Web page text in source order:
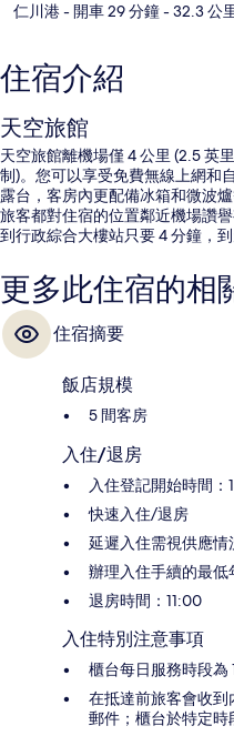
仁川港- 開車 29 分鐘- 32.3 公
住宿介紹
天空旅館
天空旅館離機場僅 4 公里 (2.5 英
制)。您可以享受免費無線上網和
露台，客房內更配備冰箱和微波
旅客都對住宿的位置鄰近機場讚
到行政綜合大樓站只要 4 分鐘，到
更多此住宿的相
住宿摘要
飯店規模
5 間客房
入住/退房
入住登記開始時間
快速入住/退房
延遲入住需視供應情
辦理入住手續的最低
退房時間：11:00
入住特別注意事項
櫃台每日服務時段
在抵達前旅客會收
郵件；櫃台於特定